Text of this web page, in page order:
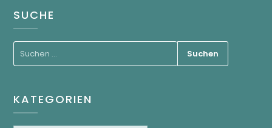
SUCHE
KATEGORIEN